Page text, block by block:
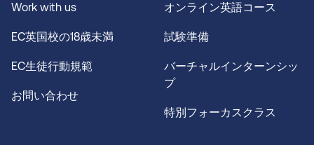
Work with us
EC英国校の18歳未満
EC生徒行動規範
お問い合わせ
オンライン英語コース
試験準備
バーチャルインターンシッ
プ
特別フォーカスクラス